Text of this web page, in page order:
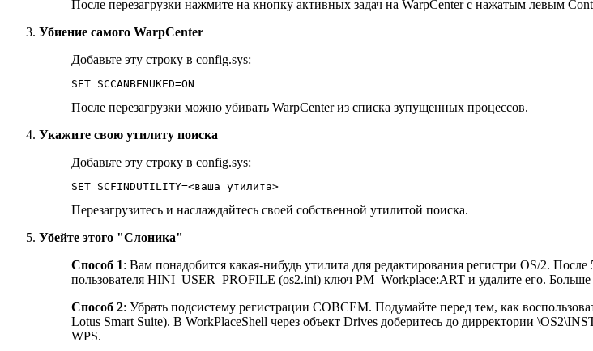
После перезагрузки нажмите на кнопку активных задач на WarpCenter с нажатым левым
Убиение самого WarpCenter
Добавьте эту строку в config.sys:
SET SCCANBENUKED=ON
После перезагрузки можно убивать WarpCenter из списка зупущенных процессов.
Укажите свою утилиту поиска
Добавьте эту строку в config.sys:
SET SCFINDUTILITY=<ваша утилита>
Перезагрузитесь и наслаждайтесь своей собственной утилитой поиска.
Убейте этого "Слоника"
Способ 1: Вам понадобится какая-нибудь утилита для редактирования регистри OS/2.
пользователя HINI_USER_PROFILE (os2.ini) ключ PM_Workplace:ART и удалите его.
Способ 2: Убрать подсистему регистрации СОВСЕМ. Подумайте перед тем, как
Lotus Smart Suite). В WorkPlaceShell через объект Drives доберитесь до дирректории
WPS.